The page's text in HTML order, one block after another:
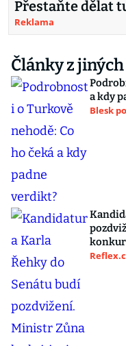
Přestaňte dělat
Reklama
Články z
a kdy
Blesk